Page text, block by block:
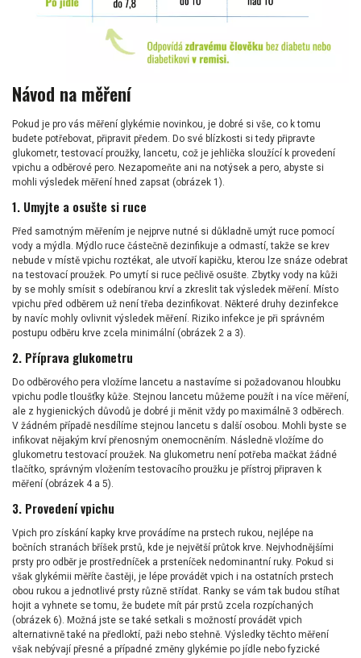
Návod na měření
Pokud je pro vás měření glykémie novinkou, je dobré si vše, co k tomu
budete potřebovat, připravit předem. Do své blízkosti si tedy připravte
glukometr, testovací proužky, lancetu, což je jehlička sloužící k provedení
vpichu a odběrové pero. Nezapomeňte ani na notýsek a pero, abyste si
mohli výsledek měření hned zapsat (obrázek 1).
1. Umyjte a osušte si ruce
Před samotným měřením je nejprve nutné si důkladně umýt ruce pomocí
vody a mýdla. Mýdlo ruce částečně dezinfikuje a odmastí, takže se krev
nebude v místě vpichu roztékat, ale utvoří kapičku, kterou lze snáze odebrat
na testovací proužek. Po umytí si ruce pečlivě osušte. Zbytky vody na kůži
by se mohly smísit s odebíranou krví a zkreslit tak výsledek měření. Místo
vpichu před odběrem už není třeba dezinfikovat. Některé druhy dezinfekce
by navíc mohly ovlivnit výsledek měření. Riziko infekce je při správném
postupu odběru krve zcela minimální (obrázek 2 a 3).
2. Příprava glukometru
Do odběrového pera vložíme lancetu a nastavíme si požadovanou hloubku
vpichu podle tloušťky kůže. Stejnou lancetu můžeme použít i na více měření,
ale z hygienických důvodů je dobré ji měnit vždy po maximálně 3 odběrech.
V žádném případě nesdílíme stejnou lancetu s další osobou. Mohli byste se
infikovat nějakým krví přenosným onemocněním. Následně vložíme do
glukometru testovací proužek. Na glukometru není potřeba mačkat žádné
tlačítko, správným vložením testovacího proužku je přístroj připraven k
měření (obrázek 4 a 5).
3. Provedení vpichu
Vpich pro získání kapky krve provádíme na prstech rukou, nejlépe na
bočních stranách bříšek prstů, kde je největší průtok krve. Nejvhodnějšími
prsty pro odběr je prostředníček a prsteníček nedominantní ruky. Pokud si
však glykémii měříte častěji, je lépe provádět vpich i na ostatních prstech
obou rukou a jednotlivé prsty různě střídat. Ranky se vám tak budou stíhat
hojit a vyhnete se tomu, že budete mít pár prstů zcela rozpíchaných
(obrázek 6). Možná jste se také setkali s možností provádět vpich
alternativně také na předloktí, paži nebo stehně. Výsledky těchto měření
však nebývají přesné a případné změny glykémie po jídle nebo fyzické